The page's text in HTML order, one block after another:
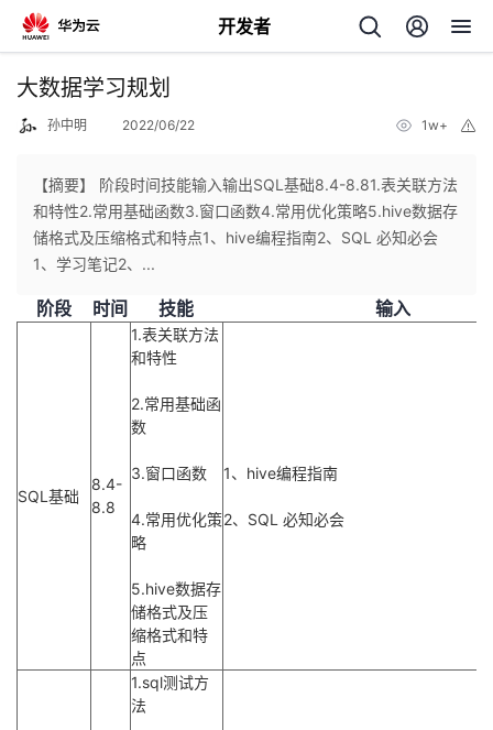
开发者
返
个
人
我
大数据学习规划
孙中明 2022/06/22 1w+
【摘要】 阶段时间技能输入输出SQL基础8.4-8.81.表关联方法
和特性2.常用基础函数3.窗口函数4.常用优化策略5.hive数据存
储格式及压缩格式和特点1、hive编程指南2、SQL 必知必会
1、学习笔记2、...
阶段 时间 技能 输入
SQL基础
8.4-
8.8
1.表关联方法
和特性
2.常用基础函
数
3.窗口函数
4.常用优化策
略
5.hive数据存
储格式及压
缩格式和特
点
1、hive编程指南
2、SQL 必知必会
1.sql测试方
法